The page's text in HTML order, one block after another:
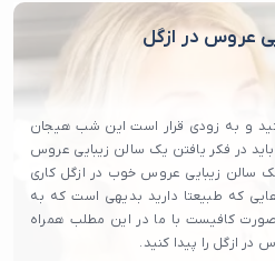
عروس در ازگل
و به زودی قرار است این شب هیجان
باید در فکر یافتن یک سالن زیبایی عروس
سالن زیبایی عروس خوب در ازگل کاری
که طبیعتا دارید بدیهی است که به
کافیست با ما در این مطلب همراه
در ازگل را پیدا کنید.